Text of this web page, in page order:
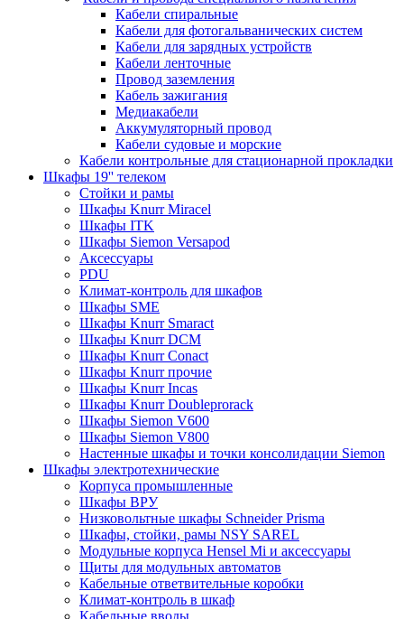
Кабели спиральные
Кабели для фотогальванических систем
Кабели для зарядных устройств
Кабели ленточные
Провод заземления
Кабель зажигания
Медиакабели
Аккумуляторный провод
Кабели судовые и морские
Кабели контрольные для стационарной прокладки
Шкафы 19'' телеком
Стойки и рамы
Шкафы Knurr Miracel
Шкафы ITK
Шкафы Siemon Versapod
Аксессуары
PDU
Климат-контроль для шкафов
Шкафы SME
Шкафы Knurr Smaract
Шкафы Knurr DCM
Шкафы Knurr Conact
Шкафы Knurr прочие
Шкафы Knurr Incas
Шкафы Knurr Doubleprorack
Шкафы Siemon V600
Шкафы Siemon V800
Настенные шкафы и точки консолидации Siemon
Шкафы электротехнические
Корпуса промышленные
Шкафы ВРУ
Низковольтные шкафы Schneider Prisma
Шкафы, стойки, рамы NSY SAREL
Модульные корпуса Hensel Mi и аксессуары
Щиты для модульных автоматов
Кабельные ответвительные коробки
Климат-контроль в шкаф
Кабельные вводы